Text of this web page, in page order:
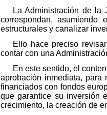
La Administración de la
correspondan, asumiendo
estructurales y canalizar
Ello hace preciso
contar con una
En este sentido, el
aprobación inmediata,
financiados con fondos
que garantice su inversión
crecimiento, la creación de